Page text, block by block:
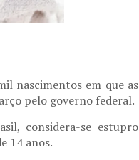
nascimentos em que as
pelo governo federal.
considera-se estupro
14 anos.